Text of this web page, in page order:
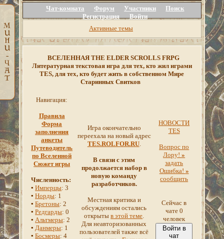
Чат-комната Форум Участники
Поиск
Регистрация
Войти
Активные темы
ВСЕЛЕННАЯ THE ELDER SCROLLS FRPG
Литературная текстовая игра для тех, кто жил играми
TES, для тех, кто будет жить в собственном Мире
Старинных Свитков
Навигация:
Правила
Форма
заполнения
анкеты
Путеводитель
по Вселенной
Сюжет игры
Численность:
▪Имперцы: 3
▪Норды: 1
▪Бретоны: 2
▪Редгарды: 0
▪Альтмеры: 2
▪Данмеры: 1
▪Босмеры: 4
Игра окончательно
переехала на новый адрес
TES.ROLFOR.RU.
В связи с этим
продолжается набор в
новую команду
разработчиков.
Местная критика и
обсуждениям остались
открытыв этой теме.
Для неавторизованных
пользователей также всё
НОВОСТИ
TES
Вопрос по
Лору!»
задать
Ошибка! »
сообщить
Сейчас в
чате 0
человек
Войти в
чат